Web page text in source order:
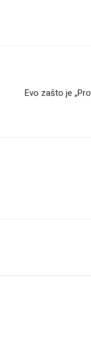
Evo zašto je